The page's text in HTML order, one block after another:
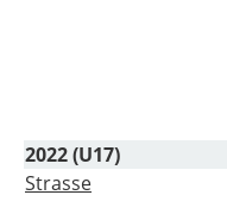
2022 (U17)
Strasse